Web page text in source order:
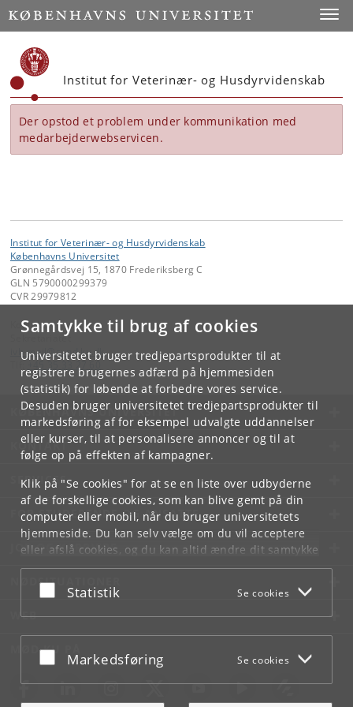
Samtykke til brug af cookies
Universitetet bruger tredjepartsprodukter til at
registrere brugernes adfærd på hjemmesiden
(statistik) for løbende at forbedre vores service.
Desuden bruger universitetet tredjepartsprodukter til
markedsføring af for eksempel udvalgte uddannelser
eller kurser, til at personalisere annoncer og til at
følge op på effekten af kampagner.
Klik på "Se cookies" for at se en liste over udbyderne
af de forskellige cookies, som kan blive gemt på din
computer eller mobil, når du bruger universitetets
hjemmeside. Du kan selv vælge om du vil acceptere
eller afslå cookies, og du kan altid ændre dit samtykke
underCookie- og privatlivspolitiksom du finder i
bunden af hver side.
Acceptér eller afslå
Statistik Se cookies
Acceptér eller afslå
Markedsføring Se cookies
Start
Institut for Veterinær- og Husdyrvidenskab
Der opstod et problem under kommunikation med
medarbejderwebservicen.
Institut for Veterinær- og Husdyrvidenskab
Københavns Universitet
Grønnegårdsvej 15, 1870 Frederiksberg C
GLN 5790000299379
CVR 29979812
Kontakt:
Sekretariatet
ivh-mail@sund.ku. dk
KØBENHAVNS UNIVERSITET
KONTAKT
SERVICES
FOR STUDERENDE OG ANSATTE
JOB OG KARRIERE
NØDSITUATIONER
WEB
MØD KU PÅ